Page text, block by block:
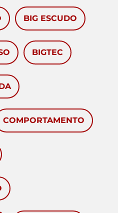
BIG ESCUDO
BIGTEC
COMPORTAMENTO